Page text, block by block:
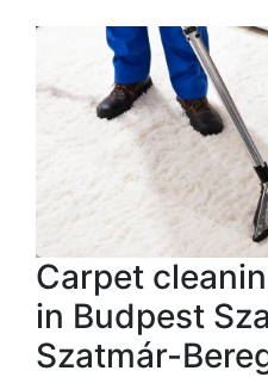
Carpet
in Budpest
Szatmár-